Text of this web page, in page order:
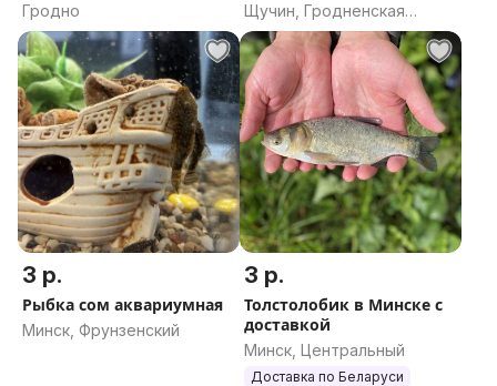
Гродно
Щучин, Гродненская
область
3 р.
Рыбка сом аквариумная
Минск, Фрунзенский
3 р.
Толстолобик в Минске с
доставкой
Минск, Центральный
Доставка по Беларуси